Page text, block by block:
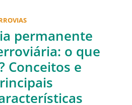
permanente
o que
Conceitos e